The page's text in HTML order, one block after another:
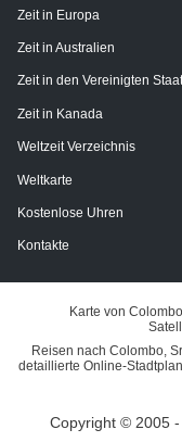
Zeit in Europa
Zeit in Australien
Zeit in den Vereinigten
Zeit in Kanada
Weltzeit Verzeichnis
Weltkarte
Kostenlose Uhren
Kontakte
Karte von
Reisen nach Colombo,
detaillierte Online-
Copyright © 2005 -